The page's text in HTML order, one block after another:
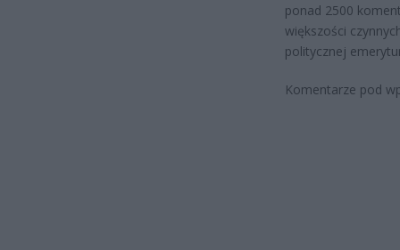
ponad 2500
większości
politycznej
Komentarze pod